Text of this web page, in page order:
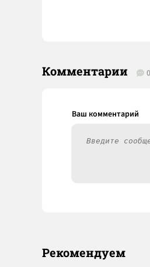
Комментарии 0
Рекомендуем